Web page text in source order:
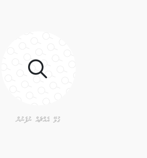
ގުޅޭ އެއްޗެއް ނުފެނުން